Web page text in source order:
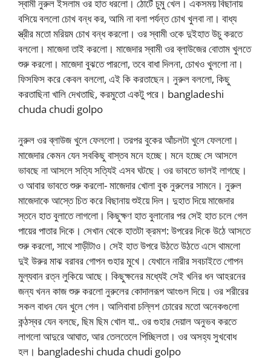
স্বামী নুরুল ইসলাম ওর হাত ধরলো। ঠোটেঁ চুমু খেল। একসময় বিছানায়
বসিয়ে বললো চোখ বন্ধ কর, আমি না বলা পর্যন্ত চোখ খুলবা না। বাধ্য
স্ত্রীর মতো মরিয়ম চোখ বন্ধ করলো। ওর স্বামী ওকে দুইহাত উচু করতে
বললো। মাজেদা তাই করলো। মাজেদার স্বামী ওর ব্লাউজের বোতাম খুলতে
শুরু করলো। মাজেদা বুঝতে পারলো, তবে বাধা দিলনা, চোখও খুললো না।
ফিসফিস করে কেবল বললো, এই কি করতাছেন। নুরুল বললো, কিছু
করতাছিনা খালি দেখতাছি, করমুতো একটু পরে। bangladeshi
chuda chudi golpo
নুরুল ওর ব্লাউজ খুলে ফেললো। তরপর বুকের আঁচলটা খুলে ফেললো।
মাজেদার কেমন যেন সবকিছু বাস্তব মনে হচ্ছে। মনে হচ্ছে সে আসলে
ভাবছে না আসলে সত্যি সত্যিই এসব ঘটছে। ওর ভাবতে ভালই লাগছে।
ও আবার ভাবতে শুরু করলো- মাজেদার খোলা বুক নুরুলের সামনে। নুরুল
মাজেদাকে আস্তে চিত করে বিছানায় শুইয়ে দিল। দুহাত দিয়ে মাজেদার
স্তনে হাত বুলাতে লাগলো। কিছুক্ষণ হাত বুলানোর পর সেই হাত চলে গেল
পায়ের পাতার দিকে। সেখান থেকে হাতটা ক্রমশ: উপরের দিকে উঠে আসতে
শুরু করলো, সাথে শাড়ীটাও। সেই হাত উপরে উঠতে উঠতে এসে থামলো
দুই উরুর মাঝ বরাবর গোপন গুহার মুখে। যেখানে নারীর সবচাইতে গোপন
মুল্যবান রত্ন লুকিয়ে আছে। কিছুক্ষনের মধ্যেই সেই খনির ধন আহরনের
জন্য খনন কাজ শুরু করলো নুরুলের কোদালরূপ আংগুল দিয়ে। ওর শরীরের
সকল বাধন যেন খুলে গেল। আলিবাবা চল্লিশ চোরের মতো অনেকগুলো
কন্ঠস্বর যেন বলছে, ছিম ছিম খোল যা.. ওর গুহার দেয়াল অনুভব করতে
লাগলো আদুরে আঘাত, আর তেলতেলে পিচ্ছিলতা। ওর অসহ্য সুখবোধ
হল। bangladeshi chuda chudi golpo